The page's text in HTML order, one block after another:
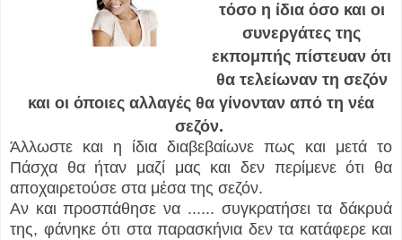
τόσο η ίδια όσο και οι
συνεργάτες της
εκπομπής πίστευαν ότι
θα τελείωναν τη σεζόν
και οι όποιες αλλαγές θα γίνονταν από τη νέα
σεζόν.
Άλλωστε και η ίδια διαβεβαίωνε πως και μετά το
Πάσχα θα ήταν μαζί μας και δεν περίμενε ότι θα
αποχαιρετούσε στα μέσα της σεζόν.
Αν και προσπάθησε να ...... συγκρατήσει τα δάκρυά
της, φάνηκε ότι στα παρασκήνια δεν τα κατάφερε και